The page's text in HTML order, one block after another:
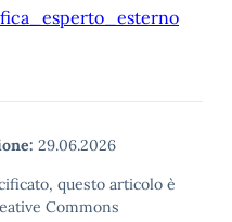
29.06.2026
questo articolo è
Commons